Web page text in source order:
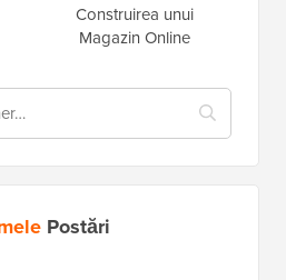
Construirea unui
Magazin Online
Postări